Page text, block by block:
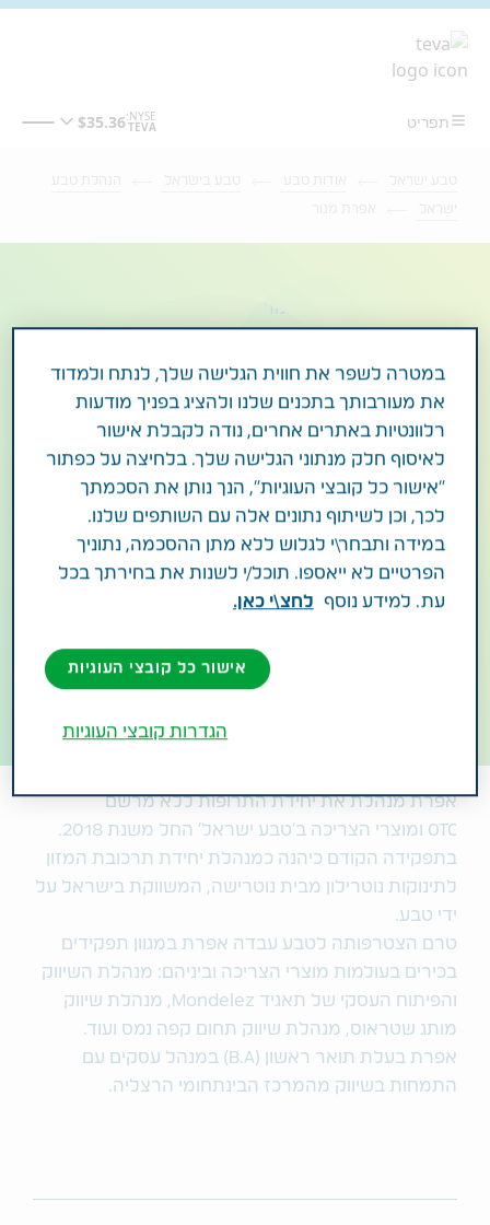
אפרת מנור
אפרת מנהלת את יחידת התרופות ללא מרשם
OTC
ומוצרי הצריכה ב'טבע ישראל' החל משנת 2018.
בתפקידה הקודם כיהנה כמנהלת יחידת תרכובת המזון
לתינוקות נוטרילון מבית נוטרישה, המשווקת בישראל על
ידי טבע.
טרם הצטרפותה לטבע עבדה אפרת במגוון תפקידים
בכירים בעולמות מוצרי הצריכה וביניהם: מנהלת השיווק
והפיתוח העסקי של תאגיד Mondelez, מנהלת שיווק
מותג שטראוס, מנהלת שיווק תחום קפה נמס ועוד.
אפרת בעלת תואר ראשון (B.A) במנהל עסקים עם
התמחות בשיווק מהמרכז הבינתחומי הרצליה.
במטרה לשפר את חווית הגלישה שלך, לנתח ולמדוד
את מעורבותך בתכנים שלנו ולהציג בפניך מודעות
רלוונטיות באתרים אחרים, נודה לקבלת אישור
לאיסוף חלק מנתוני הגלישה שלך. בלחיצה על כפתור
"אישור כל קובצי העוגיות", הנך נותן את הסכמתך
לכך, וכן לשיתוף נתונים אלה עם השותפים שלנו.
במידה ותבחר\י לגלוש ללא מתן ההסכמה, נתוניך
הפרטיים לא ייאספו. תוכל/י לשנות את בחירתך בכל
עת. למידע נוסף
לחצ\י כאן.
אישור כל קובצי העוגיות
הגדרות קובצי העוגיות